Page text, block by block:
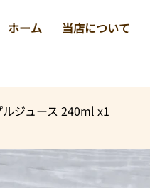
ホーム 当店について
ジュース 240ml x1